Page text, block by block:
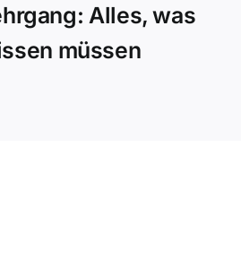
Alles, was
müssen